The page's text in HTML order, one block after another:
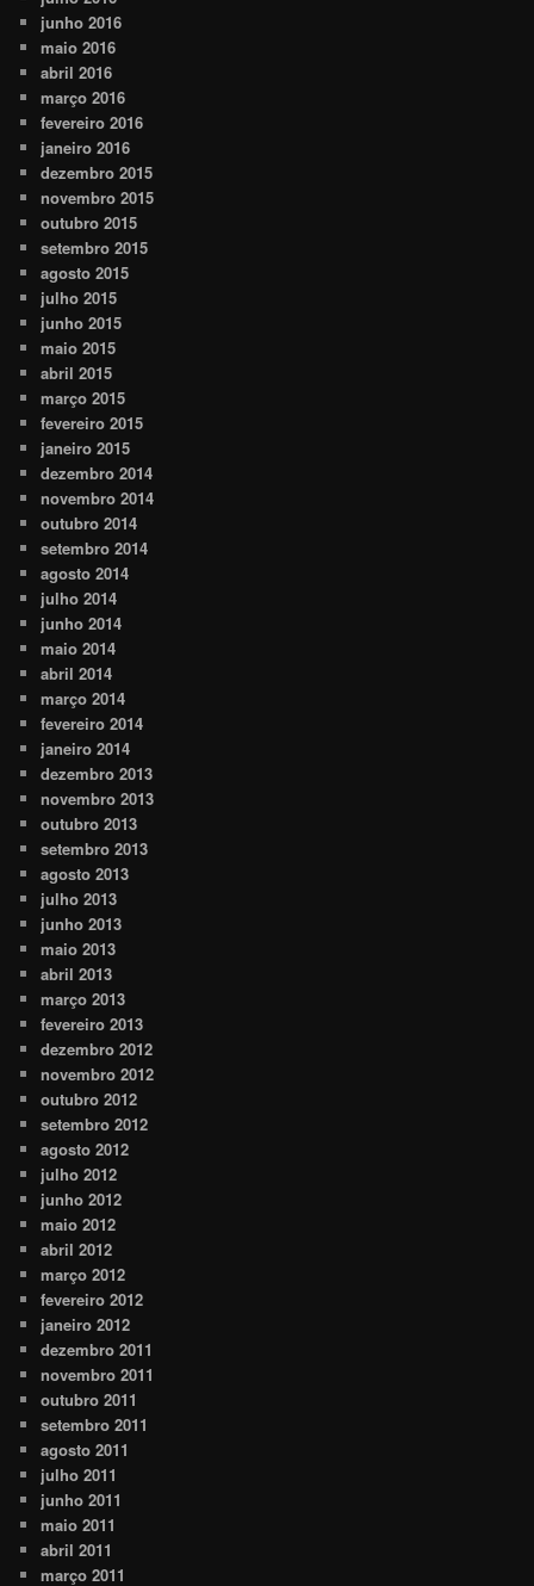
junho 2016
maio 2016
abril 2016
março 2016
fevereiro 2016
janeiro 2016
dezembro 2015
novembro 2015
outubro 2015
setembro 2015
agosto 2015
julho 2015
junho 2015
maio 2015
abril 2015
março 2015
fevereiro 2015
janeiro 2015
dezembro 2014
novembro 2014
outubro 2014
setembro 2014
agosto 2014
julho 2014
junho 2014
maio 2014
abril 2014
março 2014
fevereiro 2014
janeiro 2014
dezembro 2013
novembro 2013
outubro 2013
setembro 2013
agosto 2013
julho 2013
junho 2013
maio 2013
abril 2013
março 2013
fevereiro 2013
dezembro 2012
novembro 2012
outubro 2012
setembro 2012
agosto 2012
julho 2012
junho 2012
maio 2012
abril 2012
março 2012
fevereiro 2012
janeiro 2012
dezembro 2011
novembro 2011
outubro 2011
setembro 2011
agosto 2011
julho 2011
junho 2011
maio 2011
abril 2011
março 2011